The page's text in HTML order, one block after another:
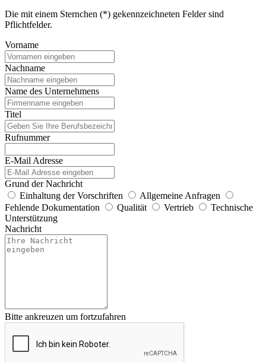
Die mit einem Sternchen (*) gekennzeichneten Felder sind
Pflichtfelder.
Vorname
Nachname
Name des Unternehmens
Titel
Rufnummer
E-Mail Adresse
Grund der Nachricht
Einhaltung der Vorschriften
Allgemeine Anfragen
Fehlende Dokumentation
Qualität Vertrieb
Technische
Unterstützung
Nachricht
Bitte ankreuzen um fortzufahren